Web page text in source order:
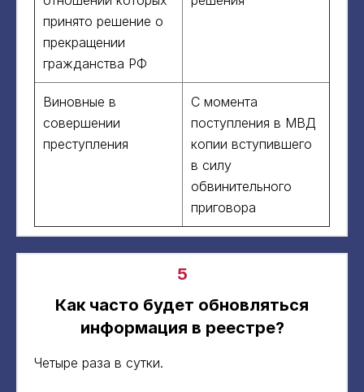
принято решение о
прекращении
гражданства РФ
Виновные в
совершении
преступления
С момента
поступления в МВД
копии вступившего
в силу
обвинительного
приговора
5
Как часто будет обновляться
информация в реестре?
Четыре раза в сутки.